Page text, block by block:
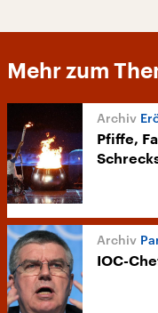
Mehr zum
Pfiffe,
IOC-